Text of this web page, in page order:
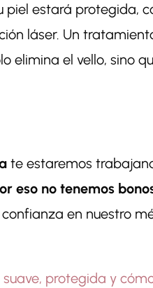
piel estará protegida,
láser. Un
elimina el vello, sino
te estaremos
eso no tenemos
en nuestro
protegida y